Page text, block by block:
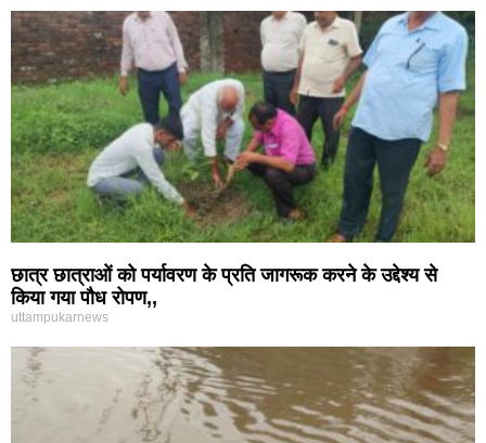
छात्र छात्राओं को पर्यावरण के प्रति जागरूक करने के उद्देश्य से
किया गया पौध रोपण,,
uttampukarnews